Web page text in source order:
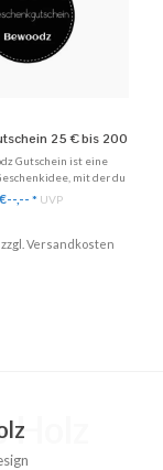
25 € bis 200
ist eine
mit der du
kannst.
lassen oder
Geschenk
*UVP
Holz-